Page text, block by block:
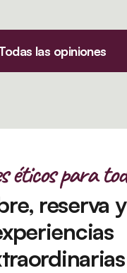
las opiniones
éticos para
reserva